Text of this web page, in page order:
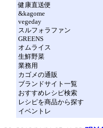
健康直送便
&kagome
vegeday
スルフォラファン
GREENS
オムライス
生鮮野菜
業務用
カゴメの通販
ブランドサイト一覧
おすすめレシピ検索
レシピを商品から探す
イベントレ